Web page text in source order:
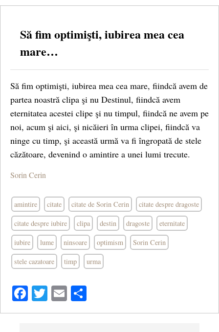
Să fim optimişti, iubirea mea cea
mare…
Să fim optimişti, iubirea mea cea mare, fiindcă avem de
partea noastră clipa şi nu Destinul, fiindcă avem
eternitatea acestei clipe şi nu timpul, fiindcă ne avem pe
noi, acum şi aici, şi nicăieri în urma clipei, fiindcă va
ninge cu timp, şi această urmă va fi îngropată de stele
căzătoare, devenind o amintire a unei lumi trecute.
Sorin Cerin
amintire citate citate de Sorin Cerin citate despre dragoste
citate despre iubire clipa destin dragoste eternitate
iubire lume ninsoare optimism Sorin Cerin
stele cazatoare timp urma
Facebook
Twitter
Email